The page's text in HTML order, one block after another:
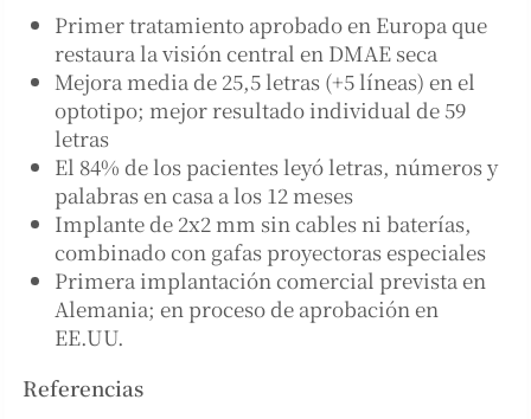
Primer tratamiento aprobado en Europa que
restaura la visión central en DMAE seca
Mejora media de 25,5 letras (+5 líneas) en el
optotipo; mejor resultado individual de 59
letras
El 84% de los pacientes leyó letras, números y
palabras en casa a los 12 meses
Implante de 2x2 mm sin cables ni baterías,
combinado con gafas proyectoras especiales
Primera implantación comercial prevista en
Alemania; en proceso de aprobación en
EE.UU.
Referencias